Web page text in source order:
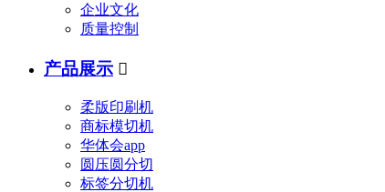
企业文化
质量控制
产品展示 
柔版印刷机
商标模切机
华体会app
圆压圆分切
标签分切机